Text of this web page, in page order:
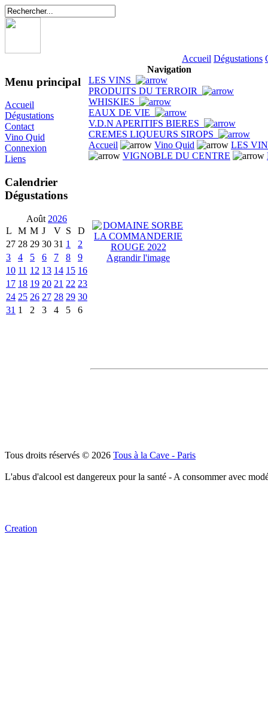
Accueil Dégustations
Menu principal
Accueil
Dégustations
Contact
Vino Quid
Connexion
Liens
Calendrier
Dégustations
Août 2026
L
M M J V S
D
27 28 29 30 31 1
2
3
4 5 6 7 8
9
10 11 12 13 14 15 16
17 18 19 20 21 22 23
24 25 26 27 28 29 30
31 1 2 3 4 5 6
Navigation
LES VINS
PRODUITS DU TERROIR
WHISKIES
EAUX DE VIE
V.D.N APERITIFS BIERES
CREMES LIQUEURS SIROPS
Accueil
Vino Quid
LES
VIGNOBLE DU CENTRE
Agrandir l'image
Tous droits réservés © 2026 Tous à la Cave - Paris
L'abus d'alcool est dangereux pour la santé - A consommer avec
Creation